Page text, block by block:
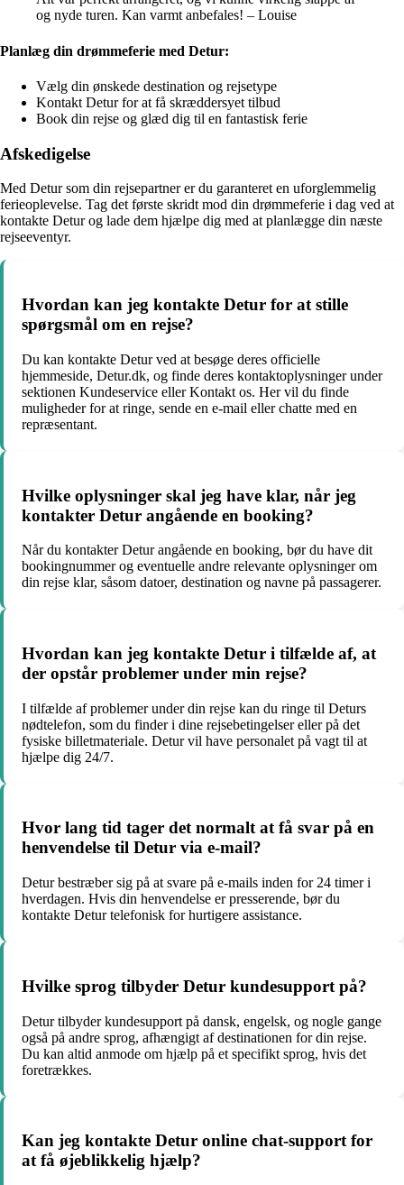
og nyde turen. Kan varmt anbefales! – Louise
Planlæg din drømmeferie med Detur:
Vælg din ønskede destination og rejsetype
Kontakt Detur for at få skræddersyet tilbud
Book din rejse og glæd dig til en fantastisk ferie
Afskedigelse
Med Detur som din rejsepartner er du garanteret en uforglemmelig
ferieoplevelse. Tag det første skridt mod din drømmeferie i dag ved at
kontakte Detur og lade dem hjælpe dig med at planlægge din næste
rejseeventyr.
Hvordan kan jeg kontakte Detur for at stille
spørgsmål om en rejse?
Du kan kontakte Detur ved at besøge deres officielle
hjemmeside, Detur.dk, og finde deres kontaktoplysninger under
sektionen Kundeservice eller Kontakt os. Her vil du finde
muligheder for at ringe, sende en e-mail eller chatte med en
repræsentant.
Hvilke oplysninger skal jeg have klar, når jeg
kontakter Detur angående en booking?
Når du kontakter Detur angående en booking, bør du have dit
bookingnummer og eventuelle andre relevante oplysninger om
din rejse klar, såsom datoer, destination og navne på passagerer.
Hvordan kan jeg kontakte Detur i tilfælde af, at
der opstår problemer under min rejse?
I tilfælde af problemer under din rejse kan du ringe til Deturs
nødtelefon, som du finder i dine rejsebetingelser eller på det
fysiske billetmateriale. Detur vil have personalet på vagt til at
hjælpe dig 24/7.
Hvor lang tid tager det normalt at få svar på en
henvendelse til Detur via e-mail?
Detur bestræber sig på at svare på e-mails inden for 24 timer i
hverdagen. Hvis din henvendelse er presserende, bør du
kontakte Detur telefonisk for hurtigere assistance.
Hvilke sprog tilbyder Detur kundesupport på?
Detur tilbyder kundesupport på dansk, engelsk, og nogle gange
også på andre sprog, afhængigt af destinationen for din rejse.
Du kan altid anmode om hjælp på et specifikt sprog, hvis det
foretrækkes.
Kan jeg kontakte Detur online chat-support for
at få øjeblikkelig hjælp?